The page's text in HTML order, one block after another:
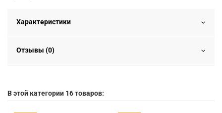
Характеристики
Отзывы (0)
В этой категории 16 товаров: